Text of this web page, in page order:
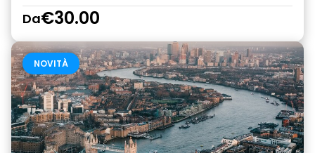
Da€30.00
NOVITÀ